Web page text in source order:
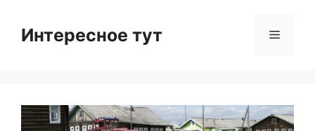
contentИнтересное тут Menu